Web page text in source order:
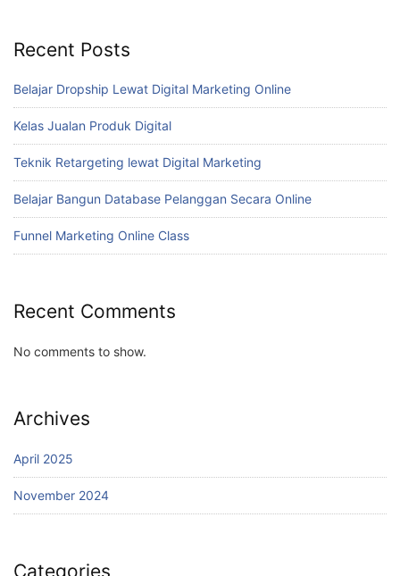
Recent Posts
Belajar Dropship Lewat Digital Marketing Online
Kelas Jualan Produk Digital
Teknik Retargeting lewat Digital Marketing
Belajar Bangun Database Pelanggan Secara Online
Funnel Marketing Online Class
Recent Comments
No comments to show.
Archives
April 2025
November 2024
Categories